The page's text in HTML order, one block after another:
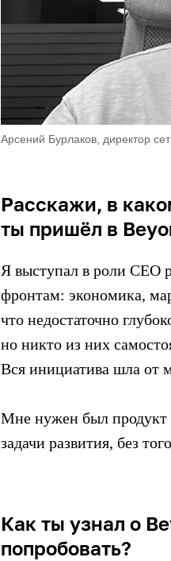
Арсений Бурлаков, директор
Расскажи, в
ты пришёл в
Я выступал в роли CEO
фронтам: экономика,
что недостаточно
но никто из них
Вся инициатива шла от
Мне нужен был продукт
задачи развития, без
Как ты узнал о
попробовать?